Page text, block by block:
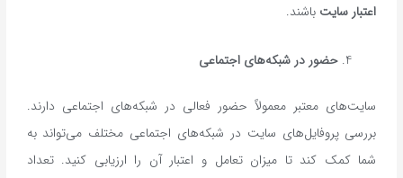
اعتبار سایت باشند.
حضور در شبکه‌های اجتماعی
سایت‌های معتبر معمولاً حضور فعالی در شبکه‌های اجتماعی دارند.
بررسی پروفایل‌های سایت در شبکه‌های اجتماعی مختلف می‌تواند به
شما کمک کند تا میزان تعامل و اعتبار آن را ارزیابی کنید. تعداد